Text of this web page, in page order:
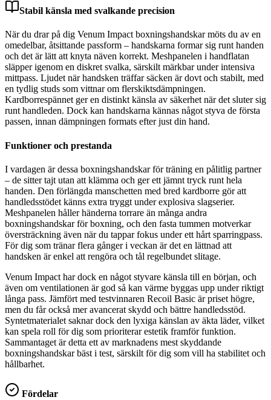
Stabil känsla med svalkande precision
När du drar på dig Venum Impact boxningshandskar möts du av en
omedelbar, åtsittande passform – handskarna formar sig runt handen
och det är lätt att knyta näven korrekt. Meshpanelen i handflatan
släpper igenom en diskret svalka, särskilt märkbar under intensiva
mittpass. Ljudet när handsken träffar säcken är dovt och stabilt, med
en tydlig studs som vittnar om flerskiktsdämpningen.
Kardborrespännet ger en distinkt känsla av säkerhet när det sluter sig
runt handleden. Dock kan handskarna kännas något styva de första
passen, innan dämpningen formats efter just din hand.
Funktioner och prestanda
I vardagen är dessa boxningshandskar för träning en pålitlig partner
– de sitter tajt utan att klämma och ger ett jämnt tryck runt hela
handen. Den förlängda manschetten med bred kardborre gör att
handledsstödet känns extra tryggt under explosiva slagserier.
Meshpanelen håller händerna torrare än många andra
boxningshandskar för boxning, och den fasta tummen motverkar
översträckning även när du tappar fokus under ett hårt sparringpass.
För dig som tränar flera gånger i veckan är det en lättnad att
handsken är enkel att rengöra och tål regelbundet slitage.
Venum Impact har dock en något styvare känsla till en början, och
även om ventilationen är god så kan värme byggas upp under riktigt
långa pass. Jämfört med testvinnaren Recoil Basic är priset högre,
men du får också mer avancerat skydd och bättre handledsstöd.
Syntetmaterialet saknar dock den lyxiga känslan av äkta läder, vilket
kan spela roll för dig som prioriterar estetik framför funktion.
Sammantaget är detta ett av marknadens mest skyddande
boxningshandskar bäst i test, särskilt för dig som vill ha stabilitet och
hållbarhet.
Fördelar